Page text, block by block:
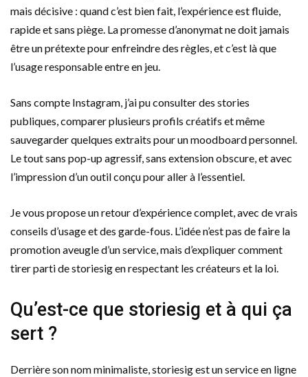
mais décisive : quand c’est bien fait, l’expérience est fluide,
rapide et sans piège. La promesse d’anonymat ne doit jamais
être un prétexte pour enfreindre des règles, et c’est là que
l’usage responsable entre en jeu.
Sans compte Instagram, j’ai pu consulter des stories
publiques, comparer plusieurs profils créatifs et même
sauvegarder quelques extraits pour un moodboard personnel.
Le tout sans pop-up agressif, sans extension obscure, et avec
l’impression d’un outil conçu pour aller à l’essentiel.
Je vous propose un retour d’expérience complet, avec de vrais
conseils d’usage et des garde-fous. L’idée n’est pas de faire la
promotion aveugle d’un service, mais d’expliquer comment
tirer parti de storiesig en respectant les créateurs et la loi.
Qu’est-ce que storiesig et à qui ça
sert ?
Derrière son nom minimaliste, storiesig est un service en ligne